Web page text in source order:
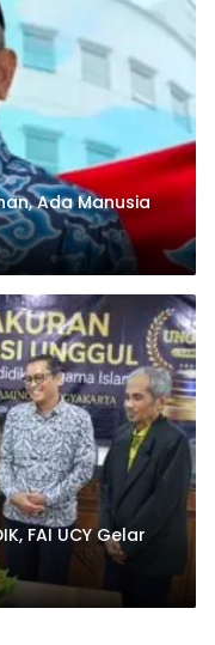
Ada Manusia
FAI UCY Gelar